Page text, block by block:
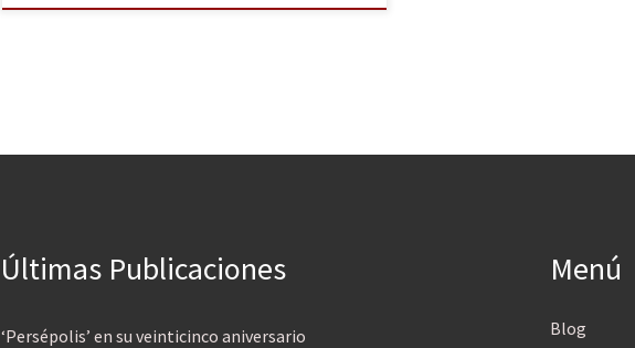
Últimas Publicaciones
‘Persépolis’ en su veinticinco aniversario
Menú
Blog